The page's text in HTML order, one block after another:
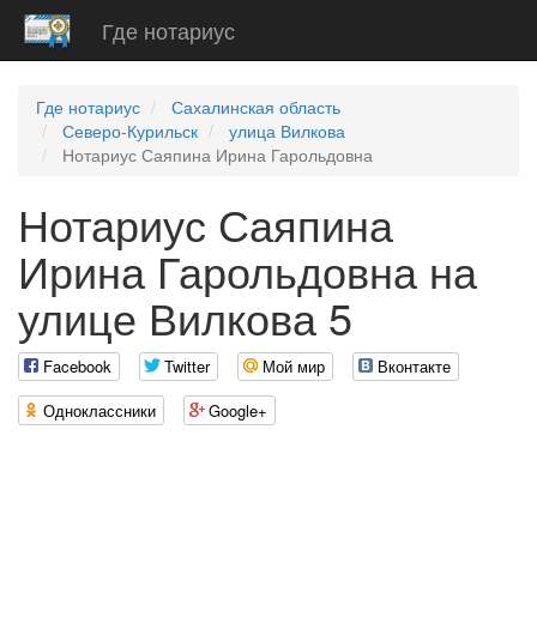
Где нотариус
Где нотариус
Сахалинская область
Северо-Курильск
улица Вилкова
Нотариус Саяпина Ирина Гарольдовна
Нотариус Саяпина
Ирина Гарольдовна на
улице Вилкова 5
Facebook Twitter Мой мир
Вконтакте
Одноклассники
Google+